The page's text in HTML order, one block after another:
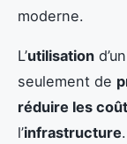
moderne.
L’utilisation d’un
seulement de
réduire les
l’infrastructure